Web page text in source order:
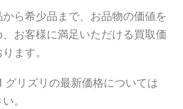
ら希少品まで、お品物の価値を
、お客様に満足いただける買取価
ます。
グリズリの最新価格については
。